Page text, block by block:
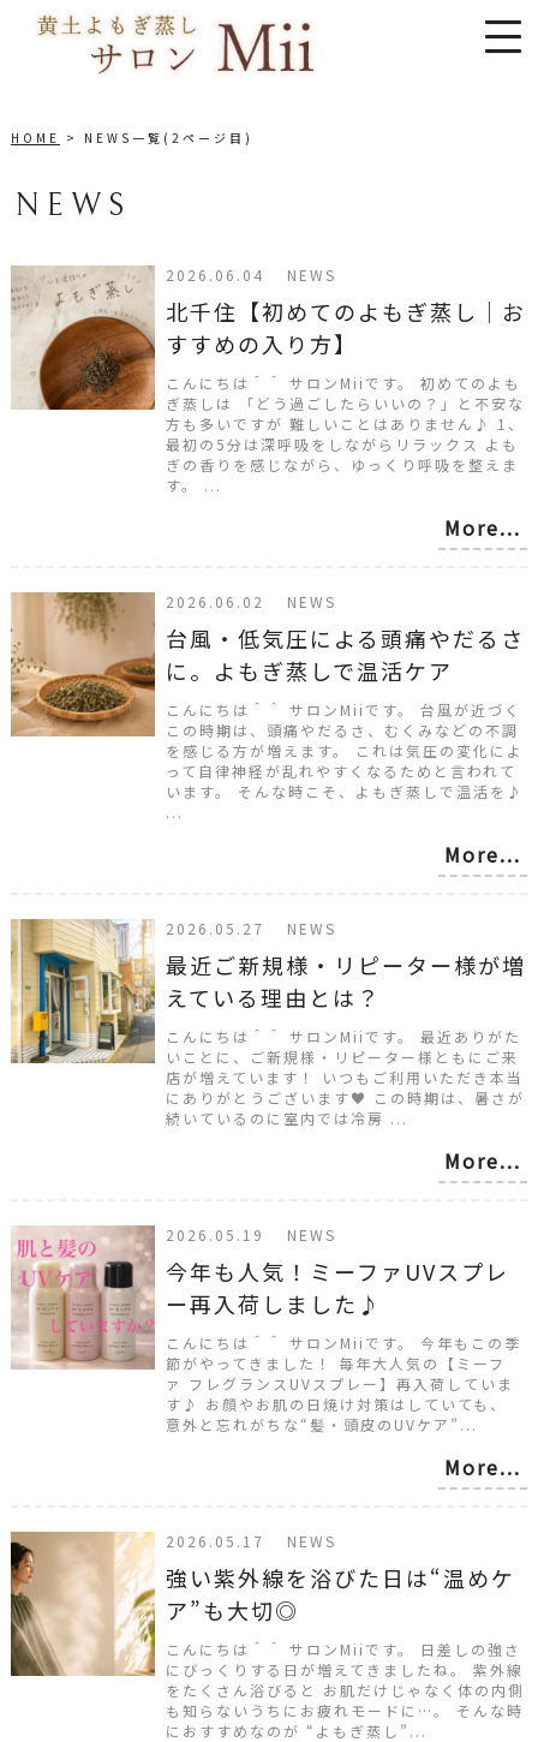
HOME NEWS一覧(2ページ目)
NEWS
2026.06.04 NEWS
北千住【初めてのよもぎ蒸し｜お
すすめの入り方】
こんにちは＾＾ サロンMiiです。 初めてのよも
ぎ蒸しは 「どう過ごしたらいいの？」と不安な
方も多いですが 難しいことはありません♪ 1、
最初の5分は深呼吸をしながらリラックス よも
ぎの香りを感じながら、ゆっくり呼吸を整えま
す。 ...
More...
2026.06.02 NEWS
台風・低気圧による頭痛やだるさ
に。よもぎ蒸しで温活ケア
こんにちは＾＾ サロンMiiです。 台風が近づく
この時期は、頭痛やだるさ、むくみなどの不調
を感じる方が増えます。 これは気圧の変化によ
って自律神経が乱れやすくなるためと言われて
います。 そんな時こそ、よもぎ蒸しで温活を♪
...
More...
2026.05.27 NEWS
最近ご新規様・リピーター様が増
えている理由とは？
こんにちは＾＾ サロンMiiです。 最近ありがた
いことに、ご新規様・リピーター様ともにご来
店が増えています！ いつもご利用いただき本当
にありがとうございます♥ この時期は、暑さが
続いているのに室内では冷房 ...
More...
2026.05.19 NEWS
今年も人気！ミーファUVスプレ
ー再入荷しました♪
こんにちは＾＾ サロンMiiです。 今年もこの季
節がやってきました！ 毎年大人気の【ミーフ
ァ フレグランスUVスプレー】再入荷していま
す♪ お顔やお肌の日焼け対策はしていても、
意外と忘れがちな“髪・頭皮のUVケア”...
More...
2026.05.17 NEWS
強い紫外線を浴びた日は“温めケ
ア”も大切◎
こんにちは＾＾ サロンMiiです。 日差しの強さ
にびっくりする日が増えてきましたね。 紫外線
をたくさん浴びると お肌だけじゃなく体の内側
も知らないうちにお疲れモードに…。 そんな時
におすすめなのが “よもぎ蒸し”...